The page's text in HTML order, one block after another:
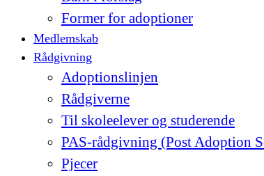
Former for adoptioner
Medlemskab
Rådgivning
Adoptionslinjen
Rådgiverne
Til skoleelever og studerende
PAS-rådgivning (Post Adoption
Pjecer